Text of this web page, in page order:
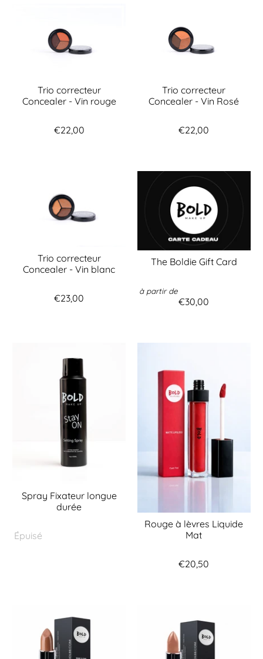
Trio correcteur
Concealer - Vin rouge
€22,00
Trio correcteur
Concealer - Vin Rosé
€22,00
Trio correcteur
Concealer - Vin blanc
€23,00
The Boldie Gift Card
à partir de
€30,00
Spray Fixateur longue
durée
Épuisé
Rouge à lèvres Liquide
Mat
€20,50